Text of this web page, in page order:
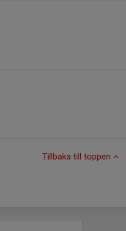
Tillbaka till toppen